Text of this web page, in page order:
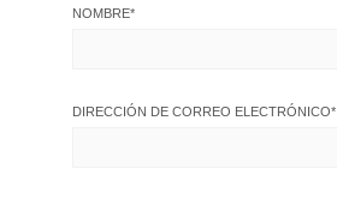
NOMBRE*
DIRECCIÓN DE CORREO ELECTRÓNICO*